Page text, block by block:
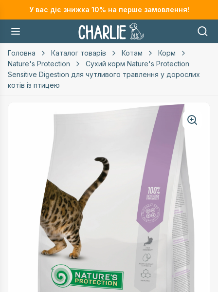
У вас діє знижка 10% на перше замовлення!
Головна Каталог товарів Котам
Корм
Nature's Protection
Сухий корм Nature's Protection
Sensitive Digestion для чутливого травлення у дорослих
котів із птицею